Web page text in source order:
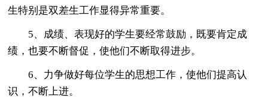
生特别是双差生工作显得异常重要。
5、成绩、表现好的学生要经常鼓励，既要肯定成
绩，也要不断督促，使他们不断取得进步。
6、力争做好每位学生的思想工作，使他们提高认
识，不断上进。